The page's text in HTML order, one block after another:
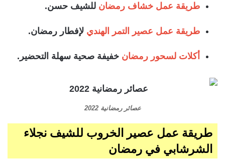
طريقة عمل خشاف رمضان للشيف حسن.
طريقة عمل عصير التمر الهندي لإفطار رمضان.
أكلات لسحور رمضان خفيفة صحية سهلة التحضير.
عصائر رمضانية 2022
طريقة عمل عصير الخروب للشيف نجلاء
الشرشابي في رمضان